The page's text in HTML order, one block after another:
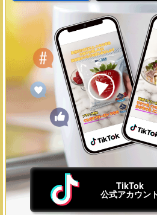
TikTok
公式アカウン